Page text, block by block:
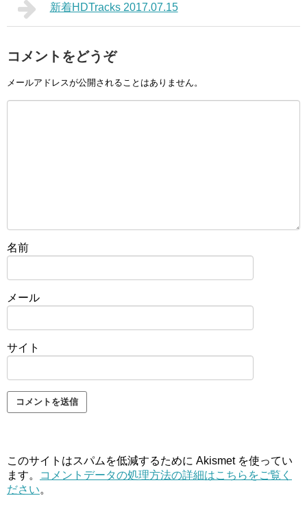
新着HDTracks 2017.07.15
コメントをどうぞ
メールアドレスが公開されることはありません。
名前
メール
サイト
このサイトはスパムを低減するために Akismet を使ってい
ます。
コメントデータの処理方法の詳細はこちらをご覧く
ださい。